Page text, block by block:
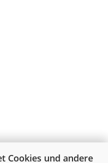
Cookies und andere